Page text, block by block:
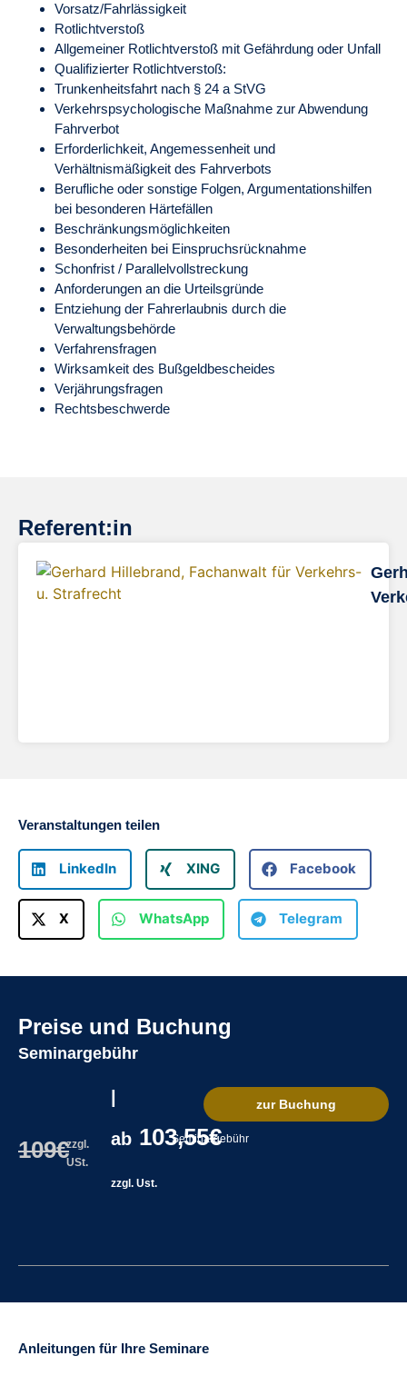
Vorsatz/Fahrlässigkeit
Rotlichtverstoß
Allgemeiner Rotlichtverstoß mit Gefährdung oder Unfall
Qualifizierter Rotlichtverstoß:
Trunkenheitsfahrt nach § 24 a StVG
Verkehrspsychologische Maßnahme zur Abwendung
Fahrverbot
Erforderlichkeit, Angemessenheit und
Verhältnismäßigkeit des Fahrverbots
Berufliche oder sonstige Folgen, Argumentationshilfen
bei besonderen Härtefällen
Beschränkungsmöglichkeiten
Besonderheiten bei Einspruchsrücknahme
Schonfrist / Parallelvollstreckung
Anforderungen an die Urteilsgründe
Entziehung der Fahrerlaubnis durch die
Verwaltungsbehörde
Verfahrensfragen
Wirksamkeit des Bußgeldbescheides
Verjährungsfragen
Rechtsbeschwerde
Referent:in
Veranstaltungen teilen
LinkedIn XING Facebook
X WhatsApp Telegram
Preise und Buchung
Seminargebühr
109€zzgl.
USt.
ab 103,55€
zzgl. Ust.
Seminargebühr
zur Buchung
Anleitungen für Ihre Seminare